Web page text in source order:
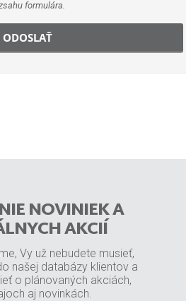
formulára.
ODOSLAŤ
NOVINIEK A
AKCIÍ
Vy už nebudete musieť,
našej databázy klientov a
o plánovaných akciách,
aj novinkách.